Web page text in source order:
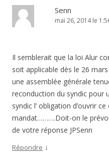
Senn
mai 26, 2014 le
Il semblerait que la loi Alur
soit applicable dès le 26
une assemblée générale
reconduction du syndic pour
syndic l’ obligation d’ouvrir
mandat……….Doit-on le
de votre réponse JPSenn
Répondre ↓